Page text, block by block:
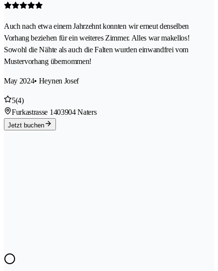
Auch nach etwa einem Jahrzehnt konnten wir erneut denselben
Vorhang beziehen für ein weiteres Zimmer. Alles war makellos!
Sowohl die Nähte als auch die Falten wurden einwandfrei vom
Mustervorhang übernommen!
May 2024• Heynen Josef
5(4)
Furkastrasse 1403904 Naters
Jetzt buchen